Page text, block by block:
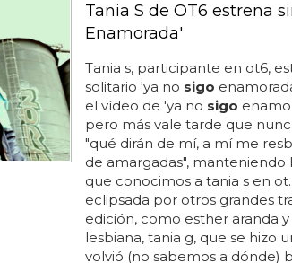
Tania S de OT6 estrena
Enamorada'
Tania s, participante en ot6,
solitario 'ya no sigo
el vídeo de 'ya no sigo
pero más vale tarde que
"qué dirán de mí, a mí me
de amargadas",
que conocimos a tania s en
eclipsada por otros grandes
edición, como esther aranda
lesbiana, tania g, que se hizo
volvió (no sabemos a dónde)